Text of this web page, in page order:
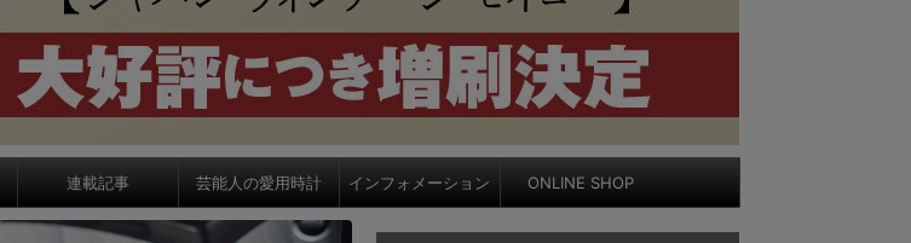
連載記事 芸能人の愛用時計 インフォメーション ONLINE SHOP